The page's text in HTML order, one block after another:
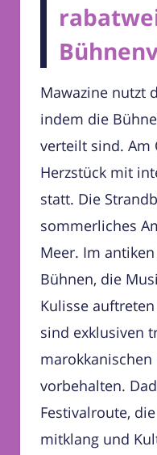
Mawazine nutzt
indem die
verteilt sind. Am
Herzstück mit
statt. Die
sommerliches
Meer. Im
Bühnen, die
Kulisse
sind exklusiven
vorbehalten.
Festivalroute,
mitklang und